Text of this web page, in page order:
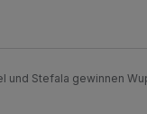
und Stefala gewinnen